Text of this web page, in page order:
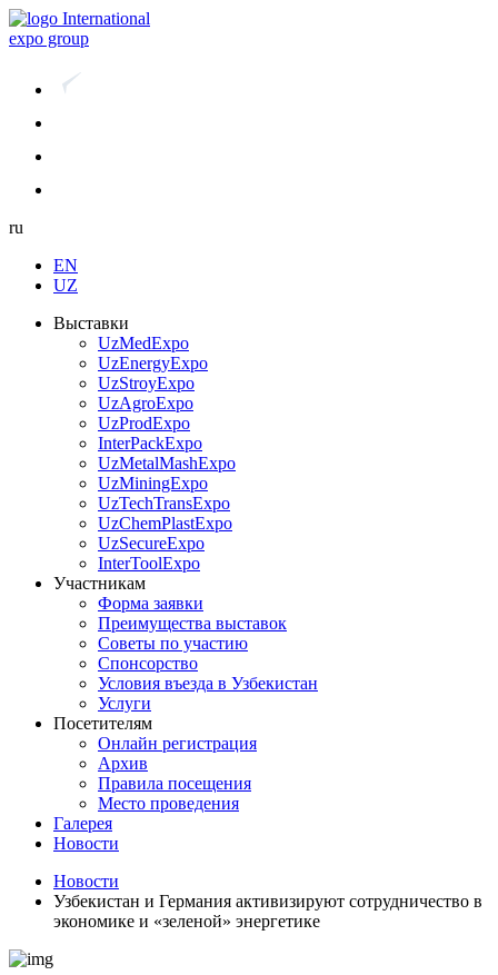
International
expo group
ru
EN
UZ
Выставки
UzMedExpo
UzEnergyExpo
UzStroyExpo
UzAgroExpo
UzProdExpo
InterPackExpo
UzMetalMashExpo
UzMiningExpo
UzTechTransExpo
UzChemPlastExpo
UzSecureExpo
InterToolExpo
Участникам
Форма заявки
Преимущества выставок
Советы по участию
Спонсорство
Условия въезда в Узбекистан
Услуги
Посетителям
Онлайн регистрация
Архив
Правила посещения
Место проведения
Галерея
Новости
Новости
Узбекистан и Германия активизируют сотрудничество в
экономике и «зеленой» энергетике